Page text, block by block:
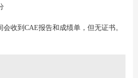
收到CAE报告和成绩单，但无证书。